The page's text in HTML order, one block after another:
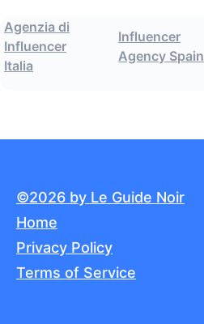
Agenzia di
Influencer
Italia
Influencer
Agency Spain
©2026 by Le Guide Noir
Home
Privacy Policy
Terms of Service